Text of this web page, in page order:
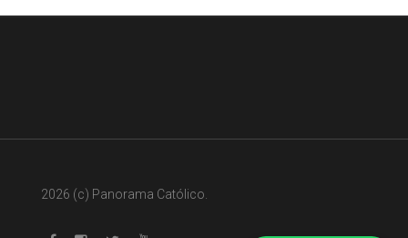
2026 (c) Panorama Católico.